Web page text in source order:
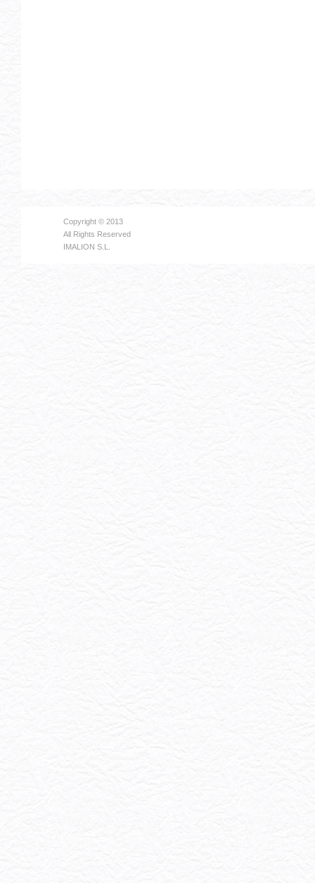
Copyright © 2013
All Rights Reserved
IMALION S.L.